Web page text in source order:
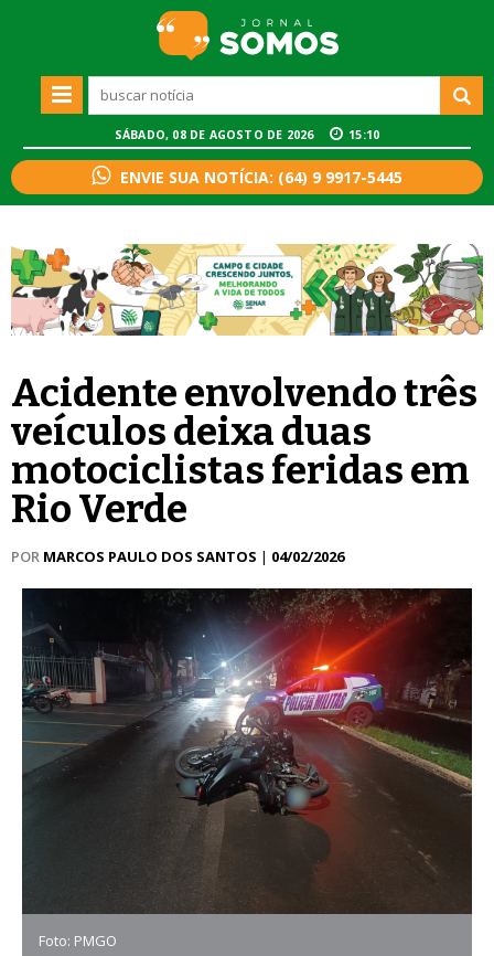
SÁBADO, 08 DE AGOSTO DE 2026 15:10
ENVIE SUA NOTÍCIA: (64) 9 9917-5445
Acidente envolvendo três
veículos deixa duas
motociclistas feridas em
Rio Verde
POR MARCOS PAULO DOS SANTOS | 04/02/2026
Foto: PMGO